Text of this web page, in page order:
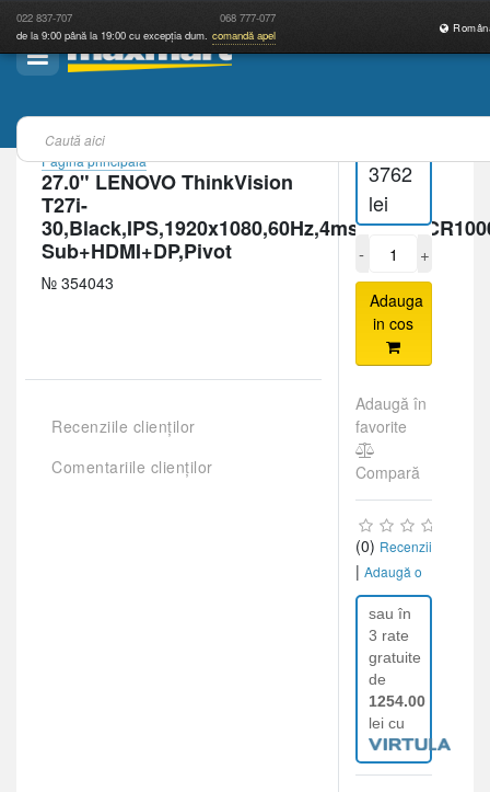
022 837-707 068 777-077
de la 9:00 până la 19:00 cu excepția dum. comandă apel
Pagina principală
27.0" LENOVO ThinkVision
T27i-
Sub+HDMI+DP,Pivot
№ 354043
Recenziile clienților
Comentariile clienților
3762
lei
- +
Adauga
in cos
Adaugă în
favorite
Compară
(0) Recenzii
| Adaugă o
recenzie
sau în
3 rate
gratuite
de
1254.00
lei cu